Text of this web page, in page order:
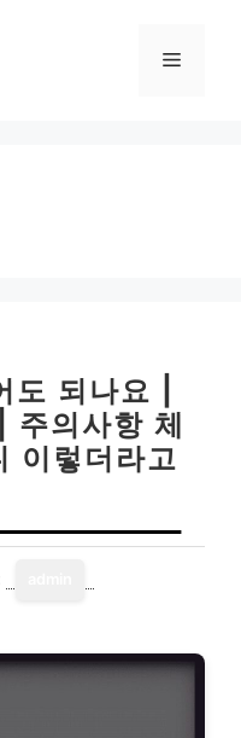
메
되나요 |
의사항 체
이렇더라고